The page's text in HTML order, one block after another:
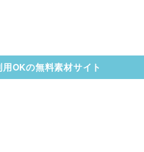
OKの無料素材サイト